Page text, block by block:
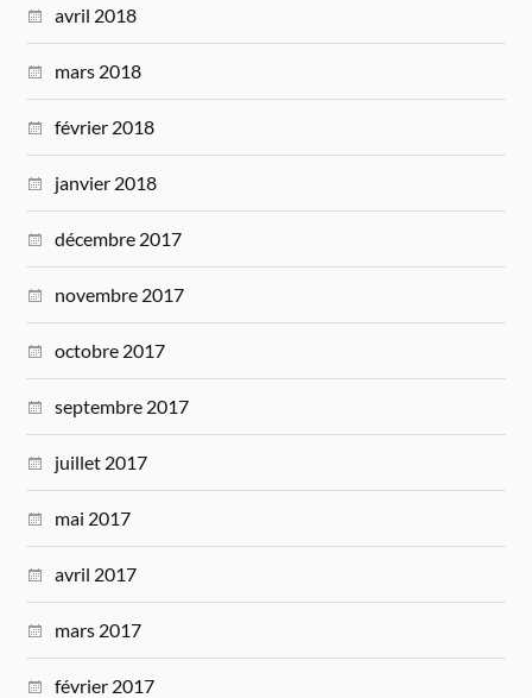
avril 2018
mars 2018
février 2018
janvier 2018
décembre 2017
novembre 2017
octobre 2017
septembre 2017
juillet 2017
mai 2017
avril 2017
mars 2017
février 2017